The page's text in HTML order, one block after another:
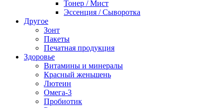
Тонер / Мист
Эссенция / Сыворотка
Другое
Зонт
Пакеты
Печатная продукция
Здоровье
Витамины и минералы
Красный женьшень
Лютеин
Омега-3
Пробиотик